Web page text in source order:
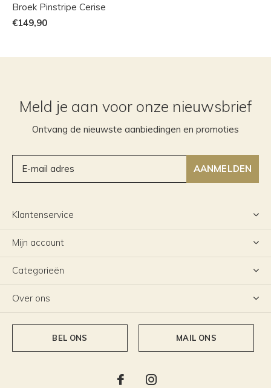
Broek Pinstripe Cerise
€149,90
Meld je aan voor onze nieuwsbrief
Ontvang de nieuwste aanbiedingen en promoties
AANMELDEN
Klantenservice
Mijn account
Categorieën
Over ons
BEL ONS MAIL ONS